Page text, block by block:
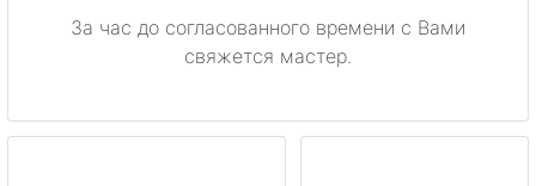
За час до согласованного времени с Вами
свяжется мастер.